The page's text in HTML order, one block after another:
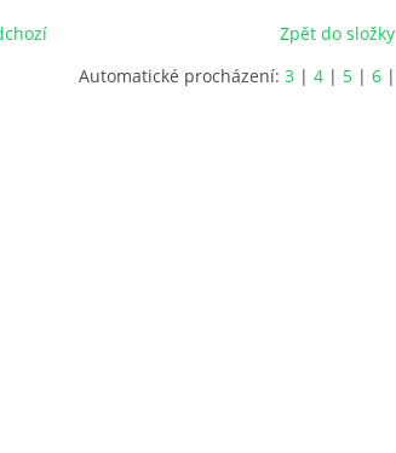
Zpět do složky
Automatické procházení: 3 | 4 | 5 | 6 |